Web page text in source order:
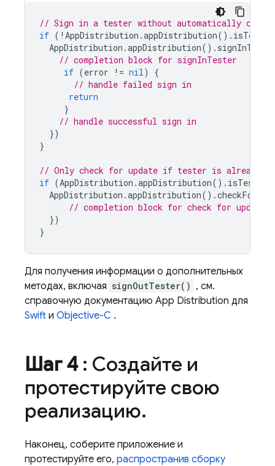
// Sign in a tester without automatically
if ( ! AppDistribution .appDistribution().
AppDistribution .appDistribution().
// completion block for signInTester
if (error != nil)
{
// handle failed sign in
return
}
// handle successful sign in
})
}
// Only check for update if tester is already
if (AppDistribution .appDistribution().
AppDistribution .appDistribution().
// completion block for check for update
})
}
Для получения информации о дополнительных
методах, включая signOutTester() , см.
справочную документацию App Distribution для
Swift и Objective-C .
Шаг 4: Создайте и
протестируйте свою
реализацию.
Наконец, соберите приложение и
протестируйте его, распространив сборку